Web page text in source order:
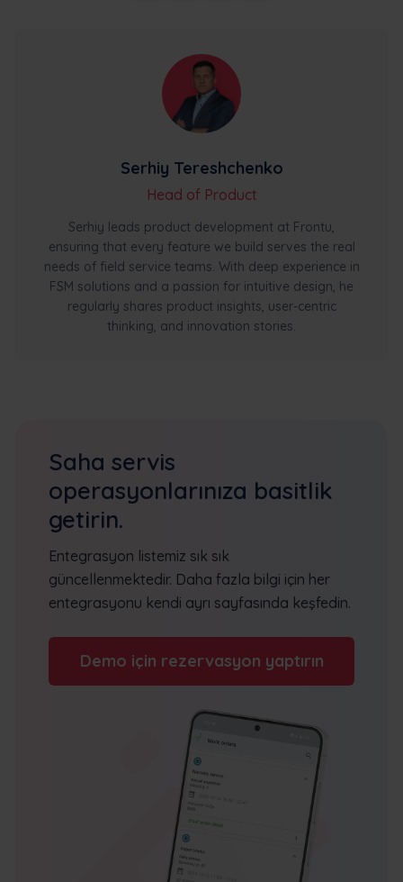
Serhiy Tereshchenko
Head of Product
Serhiy leads product development at Frontu,
ensuring that every feature we build serves the real
needs of field service teams. With deep experience in
FSM solutions and a passion for intuitive design, he
regularly shares product insights, user-centric
thinking, and innovation stories.
Saha servis
operasyonlarınıza basitlik
getirin.
Entegrasyon listemiz sık sık
güncellenmektedir. Daha fazla bilgi için her
entegrasyonu kendi ayrı sayfasında keşfedin.
Demo için rezervasyon yaptırın